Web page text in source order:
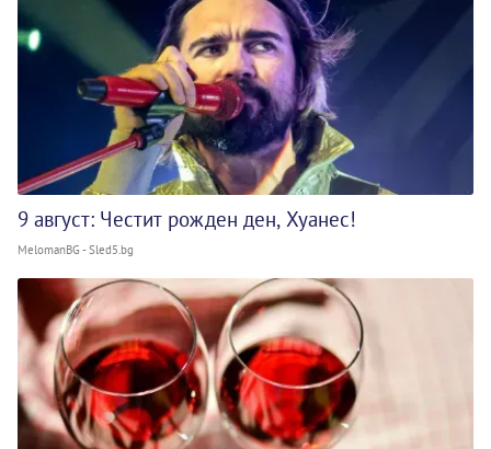
9 август: Честит рожден ден, Хуанес!
MelomanBG - Sled5.bg